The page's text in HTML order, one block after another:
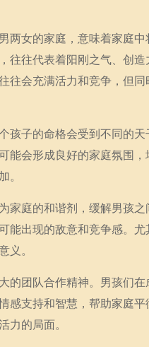
两女的家庭，意味着家庭
往往代表着阳刚之气、创
往会充满活力和竞争，但
子的命格会受到不同的天
能会形成良好的家庭氛围
家庭的和谐剂，缓解男孩
能出现的敌意和竞争感。
。
的团队合作精神。男孩们
支持和智慧，帮助家庭平
的局面。